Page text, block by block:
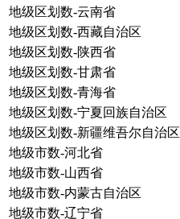
地级区划数-云南省
地级区划数-西藏自治区
地级区划数-陕西省
地级区划数-甘肃省
地级区划数-青海省
地级区划数-宁夏回族自治区
地级区划数-新疆维吾尔自治区
地级市数-河北省
地级市数-山西省
地级市数-内蒙古自治区
地级市数-辽宁省